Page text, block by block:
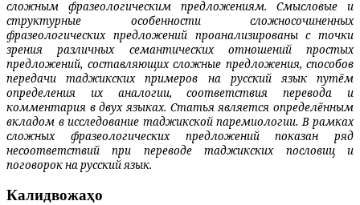
сложным фразео­логическим предложениям. Смысловые и
структурные особенности сложносочиненных
фразеологических предложений проанали­зированы с точки
зрения различных семанти­ческих отношений простых
предложений, составляющих сложные предложения, способов
передачи таджикских примеров на русский язык путём
определения их аналогии, соответствия перевода и
комментария в двух языках. Статья является определённым
вкладом в исследование таджикской паремиологии. В рамках
сложных фразеологических предложений показан ряд
несоответствий при переводе таджикских пословиц и
поговорок на русский язык.
Калидвожаҳо